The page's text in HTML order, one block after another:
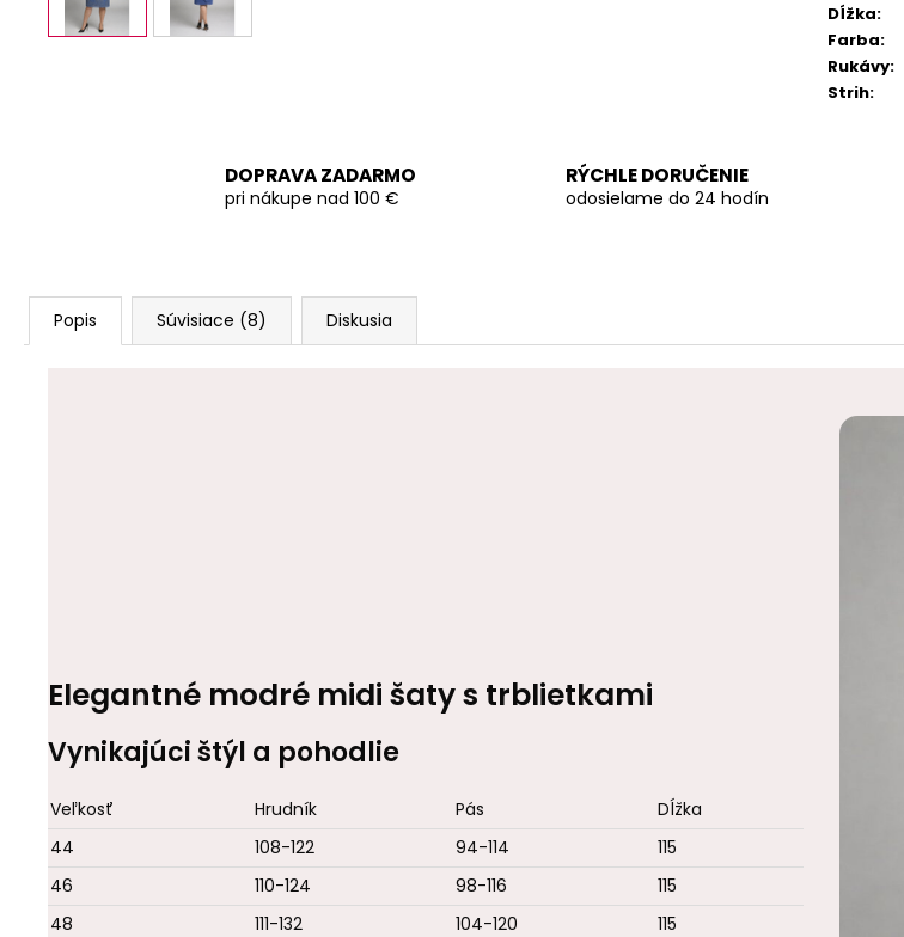
Dĺžka:
Farba:
Rukávy:
Strih:
DOPRAVA ZADARMO
pri nákupe nad 100 €
RÝCHLE DORUČENIE
odosielame do 24 hodín
Popis Súvisiace (8) Diskusia
Elegantné modré midi šaty s trblietkami
Vynikajúci štýl a pohodlie
Veľkosť Hrudník Pás
Dĺžka
44
108-122 94-114
115
46
110-124 98-116
115
48
111-132 104-120
115